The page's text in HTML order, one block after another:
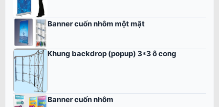
Banner cuốn nhôm một mặt
Khung backdrop (popup) 3*3 ô cong
Banner cuốn nhôm